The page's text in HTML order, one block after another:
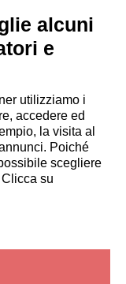
alcuni
e
utilizziamo i
accedere ed
la visita al
Poiché
scegliere
su